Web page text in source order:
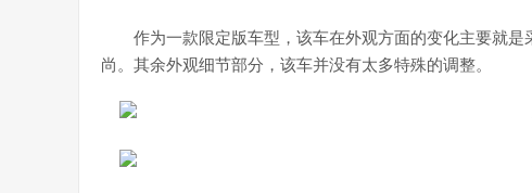
作为一款限定版车型，该车在外观方面的变化主要就
尚。其余外观细节部分，该车并没有太多特殊的调整。